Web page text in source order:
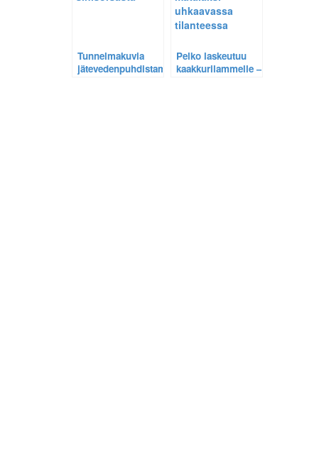
Tunnelmakuvia
jätevedenpuhdistamolta
Pelko laskeutuu
kaakkurilammelle –